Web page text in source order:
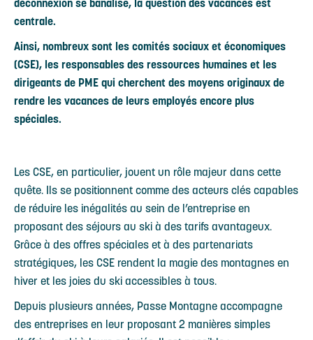
déconnexion se banalise, la question des vacances est
centrale.
Ainsi, nombreux sont les comités sociaux et économiques
(CSE), les responsables des ressources humaines et les
dirigeants de PME qui cherchent des moyens originaux de
rendre les vacances de leurs employés encore plus
spéciales.
Les CSE, en particulier, jouent un rôle majeur dans cette
quête. Ils se positionnent comme des acteurs clés capables
de réduire les inégalités au sein de l’entreprise en
proposant des séjours au ski à des tarifs avantageux.
Grâce à des offres spéciales et à des partenariats
stratégiques, les CSE rendent la magie des montagnes en
hiver et les joies du ski accessibles à tous.
Depuis plusieurs années, Passe Montagne accompagne
des entreprises en leur proposant 2 manières simples